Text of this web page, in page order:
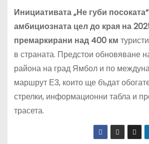
Инициативата „Не губи
амбициозната цел до края на
премаркирани над 400 км
в страната. Предстои обновяване
района на град Ямбол и по
маршрут Е3, които ще бъдат
стрелки, информационни табла и
трасета.